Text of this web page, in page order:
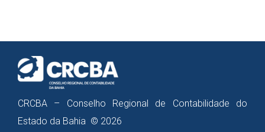
CRCBA – Conselho Regional de Contabilidade do
Estado da Bahia © 2026